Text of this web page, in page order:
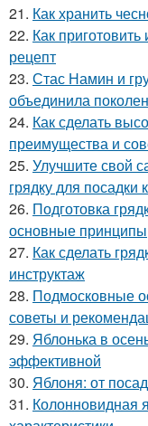
21. Как хранить
22. Как
рецепт
23. Стас Намин и
объединила
24. Как сделать
преимущества и
25. Улучшите свой
грядку для посадки
26. Подготовка
основные принципы
27. Как сделать
инструктаж
28. Подмосковные
советы и
29. Яблонька в
эффективной
30. Яблоня: от
31. Колонновидная